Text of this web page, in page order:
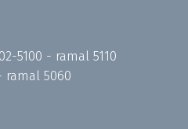
5100 - ramal 5110
ramal 5060